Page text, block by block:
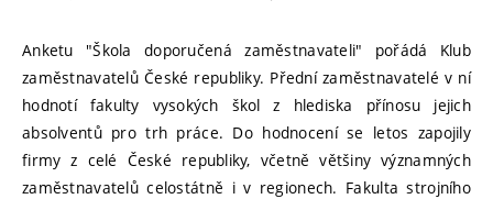
Anketu "Škola doporučená zaměstnavateli" pořádá Klub
zaměstnavatelů České republiky. Přední zaměstnavatelé v ní
hodnotí fakulty vysokých škol z hlediska přínosu jejich
absolventů pro trh práce. Do hodnocení se letos zapojily
firmy z celé České republiky, včetně většiny významných
zaměstnavatelů celostátně i v regionech. Fakulta strojního